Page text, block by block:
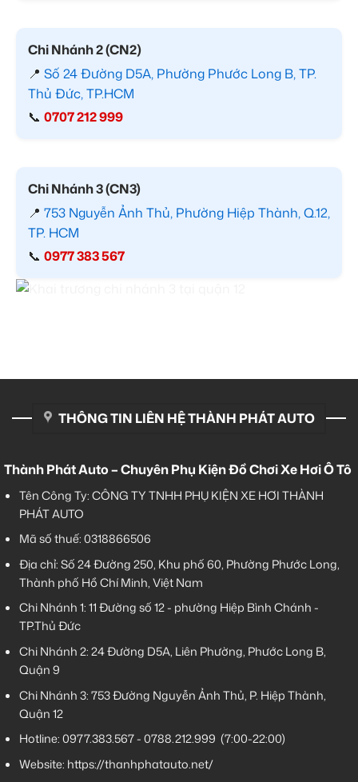
Chi Nhánh 2 (CN2)
📍 Số 24 Đường D5A, Phường Phước Long B, TP.
Thủ Đức, TP.HCM
📞 0707 212 999
Chi Nhánh 3 (CN3)
📍 753 Nguyễn Ảnh Thủ, Phường Hiệp Thành, Q.12,
TP. HCM
📞 0977 383 567
THÔNG TIN LIÊN HỆ THÀNH PHÁT AUTO
Thành Phát Auto – Chuyên Phụ Kiện Đồ Chơi Xe Hơi Ô Tô
Tên Công Ty: CÔNG TY TNHH PHỤ KIỆN XE HƠI THÀNH
PHÁT AUTO
Mã số thuế: 0318866506
Địa chỉ: Số 24 Đường 250, Khu phố 60, Phường Phước Long,
Thành phố Hồ Chí Minh, Việt Nam
Chi Nhánh 1:11 Đường số 12 - phường Hiệp Bình Chánh -
TP.Thủ Đức
Chi Nhánh 2:24 Đường D5A, Liên Phường, Phước Long B,
Quận 9
Chi Nhánh 3:753 Đường Nguyễn Ảnh Thủ, P. Hiệp Thành,
Quận 12
Hotline:0977.383.567-0788.212.999 (7:00-22:00)
Website: https://thanhphatauto.net/